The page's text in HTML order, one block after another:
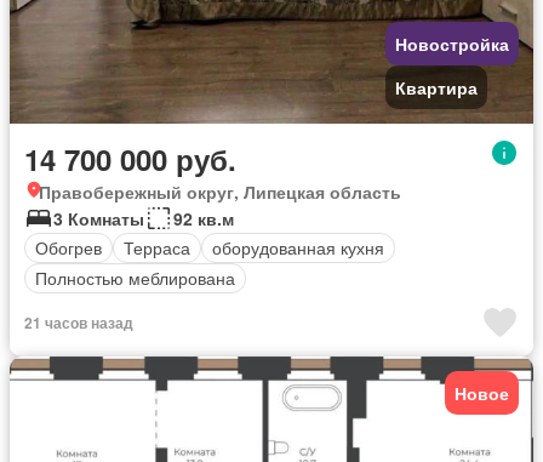
Новостройка
Квартира
14 700 000 руб.
Правобережный округ, Липецкая область
3 Комнаты
92 кв.м
Обогрев
Терраса
оборудованная кухня
Полностью меблирована
21 часов назад
Новое